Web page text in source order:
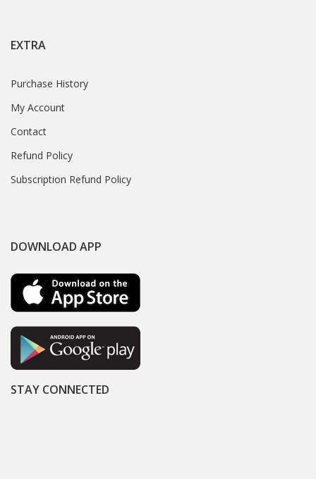
EXTRA
Purchase History
My Account
Contact
Refund Policy
Subscription Refund Policy
DOWNLOAD APP
STAY CONNECTED